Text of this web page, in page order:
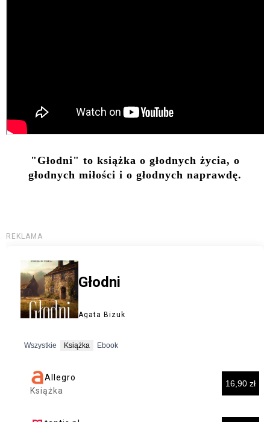
"Głodni" to książka o głodnych życia, o
głodnych miłości i o głodnych naprawdę.